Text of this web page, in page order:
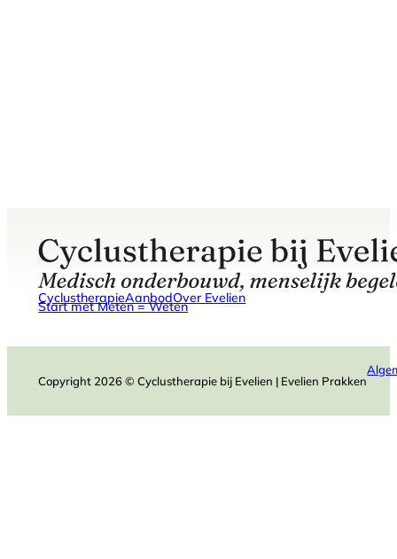
CyclustherapieAanbodOver Evelien
Start met Meten = Weten
Copyright 2026 © Cyclustherapie bij Evelien | Evelien Prakken